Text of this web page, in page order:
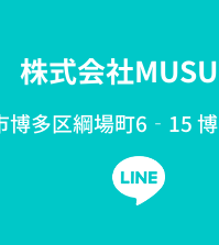
株式会社
多区綱場町6‐15